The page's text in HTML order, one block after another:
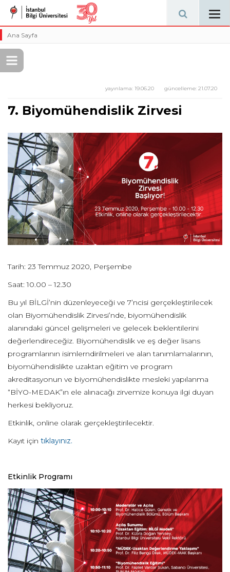
Ana Sayfa
güncelleme: 21.07.20
yayınlama: 19.06.20
7. Biyomühendislik Zirvesi
Tarih: 23 Temmuz 2020, Perşembe
Saat: 10.00 – 12.30
Bu yıl BİLGİ’nin düzenleyeceği ve 7’ncisi gerçekleştirilecek
olan Biyomühendislik Zirvesi’nde, biyomühendislik
alanındaki güncel gelişmeleri ve gelecek beklentilerini
değerlendireceğiz. Biyomühendislik ve eş değer lisans
programlarının isimlerndirilmeleri ve alan tanımlamalarının,
biyomühendislikte uzaktan eğitim ve program
akreditasyonun ve biyomühendislikte mesleki yapılanma
“BİYO-MEDAK”ın ele alınacağı zirvemize konuya ilgi duyan
herkesi bekliyoruz.
Etkinlik, online olarak gerçekleştirilecektir.
Kayıt için tıklayınız.
Etkinlik Programı